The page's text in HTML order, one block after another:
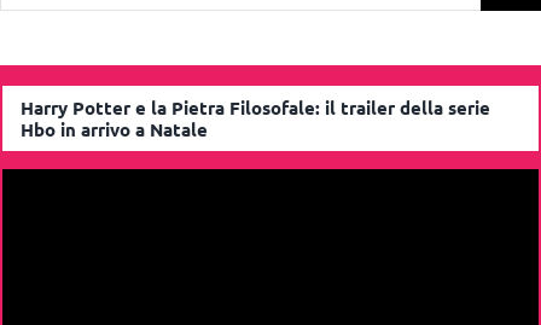
Harry Potter e la Pietra Filosofale: il trailer della serie
Hbo in arrivo a Natale